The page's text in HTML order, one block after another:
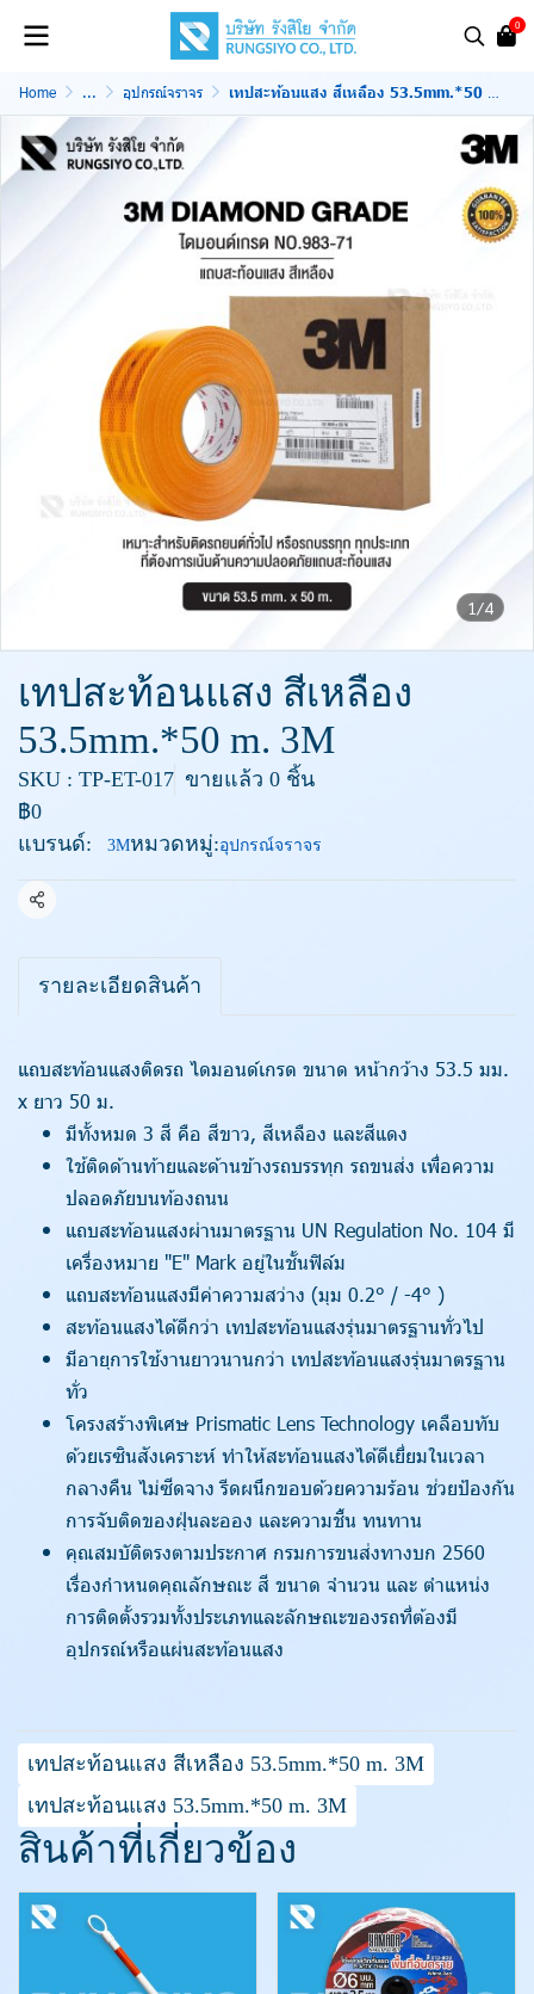
0
Home ... อุปกรณ์จราจร เทปสะท้อนแสง สีเหลือง 53.5mm.*50 m. 3M
1/4
เทปสะท้อนแสง สีเหลือง
53.5mm.*50 m. 3M
SKU : TP-ET-017 ขายแล้ว 0 ชิ้น
฿0
แบรนด์:
3Mหมวดหมู่:อุปกรณ์จราจร
แชร์
รายละเอียดสินค้า
แถบสะท้อนแสงติดรถ ไดมอนด์เกรด ขนาด หน้ากว้าง 53.5 มม.
x ยาว 50 ม.
มีทั้งหมด 3 สี คือ สีขาว, สีเหลือง และสีแดง
ใช้ติดด้านท้ายและด้านข้างรถบรรทุก รถขนส่ง เพื่อความ
ปลอดภัยบนท้องถนน
แถบสะท้อนแสงผ่านมาตรฐาน UN Regulation No. 104 มี
เครื่องหมาย "E" Mark อยู่ในชั้นฟิล์ม
แถบสะท้อนแสงมีค่าความสว่าง (มุม 0.2° / -4° )
สะท้อนแสงได้ดีกว่า เทปสะท้อนแสงรุ่นมาตรฐานทั่วไป
มีอายุการใช้งานยาวนานกว่า เทปสะท้อนแสงรุ่นมาตรฐาน
ทั่ว
โครงสร้างพิเศษ Prismatic Lens Technology เคลือบทับ
ด้วยเรซินสังเคราะห์ ทำให้สะท้อนแสงได้ดีเยี่ยมในเวลา
กลางคืน ไม่ซีดจาง รีดผนึกขอบด้วยความร้อน ช่วยป้องกัน
การจับติดของฝุ่นละออง และความชื้น ทนทาน
คุณสมบัติตรงตามประกาศ กรมการขนส่งทางบก 2560
เรื่องกำหนดคุณลักษณะ สี ขนาด จำนวน และ ตำแหน่ง
การติดตั้งรวมทั้งประเภทและลักษณะของรถที่ต้องมี
อุปกรณ์หรือแผ่นสะท้อนแสง
เทปสะท้อนแสง สีเหลือง 53.5mm.*50 m. 3M
เทปสะท้อนแสง 53.5mm.*50 m. 3M
สินค้าที่เกี่ยวข้อง